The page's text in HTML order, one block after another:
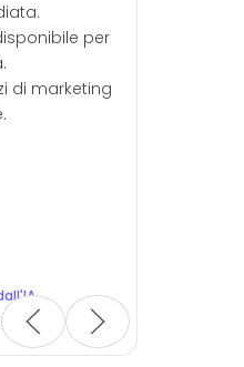
poca spesa. Ottimo.
Leonardo Nistri
Certificata da Google